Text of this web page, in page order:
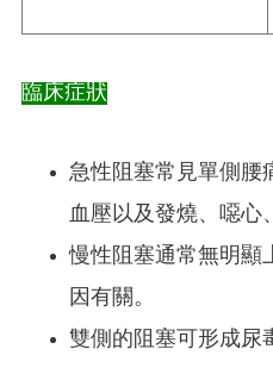
臨床症狀
急性阻塞常見單側腰
血壓以及發燒、噁心
慢性阻塞通常無明顯
因有關。
雙側的阻塞可形成尿